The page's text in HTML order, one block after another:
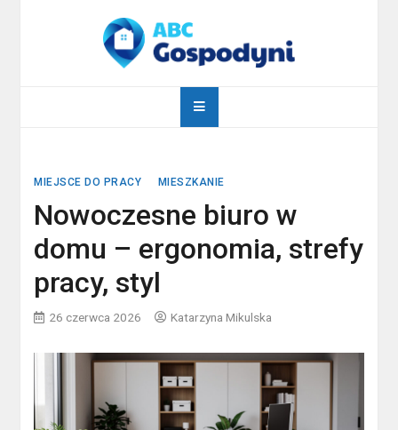
abcgospodyni.pl
MIEJSCE DO PRACY MIESZKANIE
Nowoczesne biuro w
domu – ergonomia, strefy
pracy, styl
26 czerwca 2026 Katarzyna Mikulska